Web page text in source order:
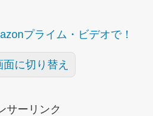
プライム・ビデオで！
面に切り替え
サーリンク